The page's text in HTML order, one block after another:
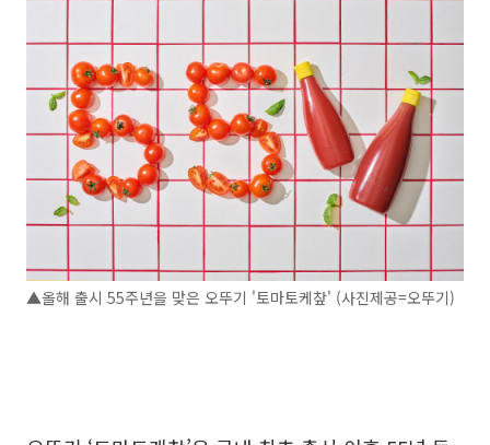
▲올해 출시 55주년을 맞은 오뚜기 '토마토케챂' (사진제공=오뚜기)